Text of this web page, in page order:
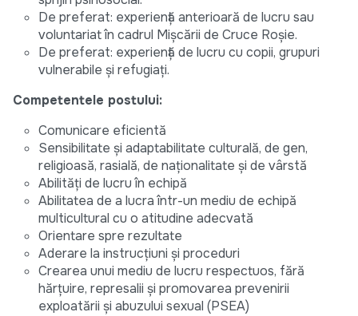
De preferat: experiență anterioară de lucru sau
voluntariat în cadrul Mișcării de Cruce Roșie.
De preferat: experiență de lucru cu copii, grupuri
vulnerabile și refugiați.
Competentele postului:
Comunicare eficientă
Sensibilitate și adaptabilitate culturală, de gen,
religioasă, rasială, de naționalitate și de vârstă
Abilități de lucru în echipă
Abilitatea de a lucra într-un mediu de echipă
multicultural cu o atitudine adecvată
Orientare spre rezultate
Aderare la instrucțiuni și proceduri
Crearea unui mediu de lucru respectuos, fără
hărțuire, represalii și promovarea prevenirii
exploatării și abuzului sexual (PSEA)